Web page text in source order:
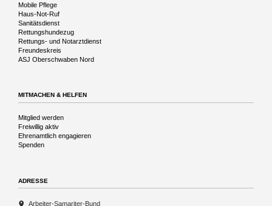
Mobile Pflege
Haus-Not-Ruf
Sanitätsdienst
Rettungshundezug
Rettungs- und Notarztdienst
Freundeskreis
ASJ Oberschwaben Nord
MITMACHEN & HELFEN
Navigation
überspringen
Mitglied werden
Freiwillig aktiv
Ehrenamtlich engagieren
Spenden
ADRESSE
Arbeiter-Samariter-Bund